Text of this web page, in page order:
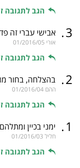
הגב לתגובה
3
. אבישי עברי זה
אורי 01/2016/05
הגב לתגובה
2
. בהצלחה, בחור
ההם 01/2016/04
הגב לתגובה
1
. ימני בכיין ומתלהם
חליל 01/2016/03
הגב לתגובה